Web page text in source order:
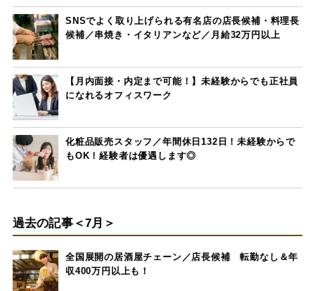
SNSでよく取り上げられる有名店の店長候補・料理長
候補／串焼き・イタリアンなど／月給32万円以上
【月内面接・内定まで可能！】未経験からでも正社員
になれるオフィスワーク
化粧品販売スタッフ／年間休日132日！未経験からで
もOK！経験者は優遇します◎
過去の記事＜7月＞
全国展開の居酒屋チェーン／店長候補 転勤なし＆年
収400万円以上も！